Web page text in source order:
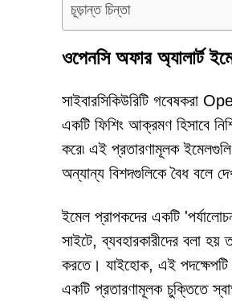
চূড়ান্ত চিন্তা
ওপেনসি অফার অ্যালার্ট
সাইবারসিকিউরিটি গবেষকরা
একটি ফিশিং আক্রমণ হিসাবে
করে৷ এই প্রতারণামূলক
অন্যান্য বিশদগুলিকে বৈধ বলে
ইমেল প্রাপকদের একটি
সাইটে, ব্যবহারকারীদের বলা
করতে। যাইহোক, এই পদক্ষেপটি
একটি প্রতারণামূলক চুক্তিতে